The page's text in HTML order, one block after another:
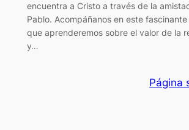
encuentra a Cristo a través de la
Pablo. Acompáñanos en este
que aprenderemos sobre el valor de la
y…
Página